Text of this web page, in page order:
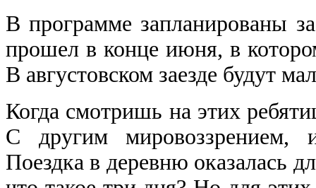
В программе запланированы
прошел в конце июня, в
В августовском заезде будут
Когда смотришь на этих
С другим мировоззрением,
Поездка в деревню оказалась